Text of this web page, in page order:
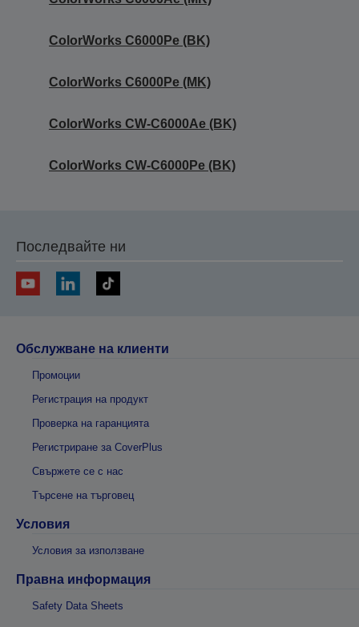
ColorWorks C6000Pe (BK)
ColorWorks C6000Pe (MK)
ColorWorks CW-C6000Ae (BK)
ColorWorks CW-C6000Pe (BK)
Последвайте ни
Обслужване на клиенти
Промоции
Регистрация на продукт
Проверка на гаранцията
Регистриране за CoverPlus
Свържете се с нас
Търсене на търговец
Условия
Условия за използване
Правна информация
Safety Data Sheets